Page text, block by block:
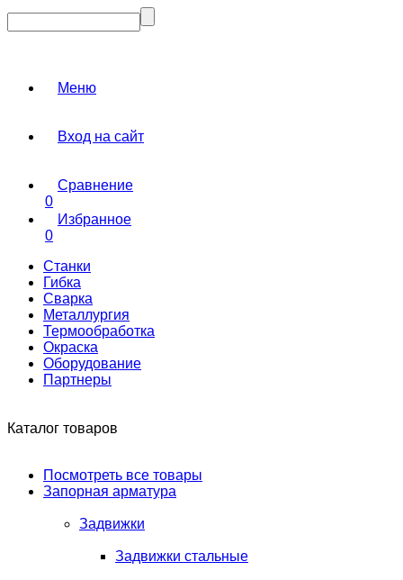
Меню
Вход на сайт
Сравнение
0
Избранное
0
Станки
Гибка
Сварка
Металлургия
Термообработка
Окраска
Оборудование
Партнеры
Каталог товаров
Посмотреть все товары
Запорная арматура
Задвижки
Задвижки стальные